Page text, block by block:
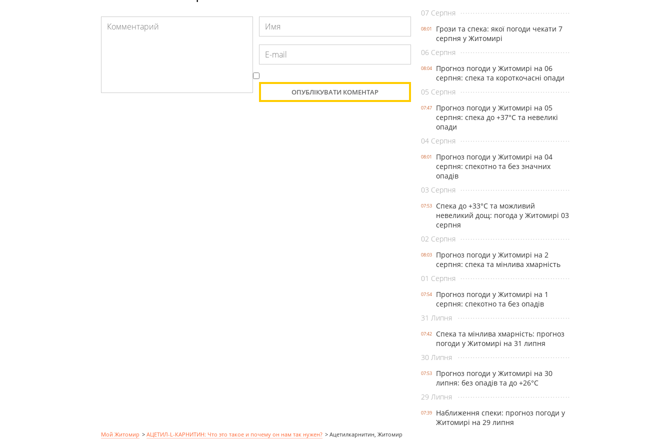
07 Серпня
08:01
Грози та спека: якої погоди чекати 7
серпня у Житомирі
06 Серпня
08:04
Прогноз погоди у Житомирі на 06
серпня: спека та короткочасні опади
05 Серпня
07:47
Прогноз погоди у Житомирі на 05
серпня: спека до +37°С та невеликі
опади
04 Серпня
08:01
Прогноз погоди у Житомирі на 04
серпня: спекотно та без значних
опадів
03 Серпня
07:53
Спека до +33°С та можливий
невеликий дощ: погода у Житомирі 03
серпня
02 Серпня
08:03
Прогноз погоди у Житомирі на 2
серпня: спека та мінлива хмарність
01 Серпня
07:54
Прогноз погоди у Житомирі на 1
серпня: спекотно та без опадів
31 Липня
07:42
Спека та мінлива хмарність: прогноз
погоди у Житомирі на 31 липня
30 Липня
07:53
Прогноз погоди у Житомирі на 30
липня: без опадів та до +26°С
29 Липня
07:39
Наближення спеки: прогноз погоди у
Житомирі на 29 липня
Мой Житомир > АЦЕТИЛ-L-КАРНИТИН: Что это такое и почему он нам так нужен? > Ацетилкарнитин, Житомир